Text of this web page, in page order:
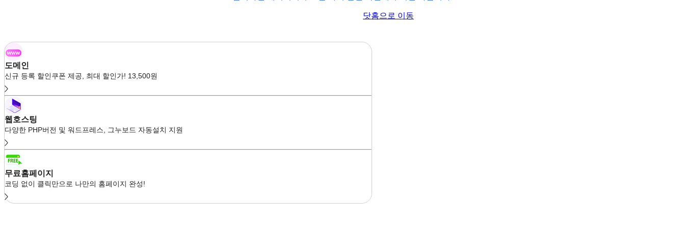
닷홈으로 이동
도메인
신규 등록 할인쿠폰 제공, 최대 할인가! 13,500원
웹호스팅
다양한 PHP버전 및 워드프레스, 그누보드 자동설치 지원
무료홈페이지
코딩 없이 클릭만으로 나만의 홈페이지 완성!